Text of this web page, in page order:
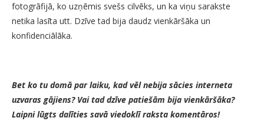
fotogrāfijā, ko uzņēmis svešs cilvēks, un ka viņu sarakste
netika lasīta utt. Dzīve tad bija daudz vienkāršāka un
konfidenciālāka.
Bet ko tu domā par laiku, kad vēl nebija sācies interneta
uzvaras gājiens? Vai tad dzīve patiešām bija vienkāršāka?
Laipni lūgts dalīties savā viedoklī raksta komentāros!